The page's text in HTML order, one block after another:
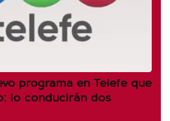
programa en Telefe que
lo conducirán dos